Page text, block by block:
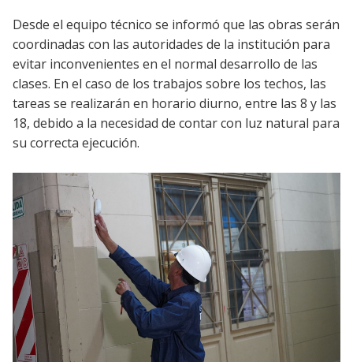
Desde el equipo técnico se informó que las obras serán
coordinadas con las autoridades de la institución para
evitar inconvenientes en el normal desarrollo de las
clases. En el caso de los trabajos sobre los techos, las
tareas se realizarán en horario diurno, entre las 8 y las
18, debido a la necesidad de contar con luz natural para
su correcta ejecución.